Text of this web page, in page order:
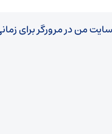
من در مرورگر برای